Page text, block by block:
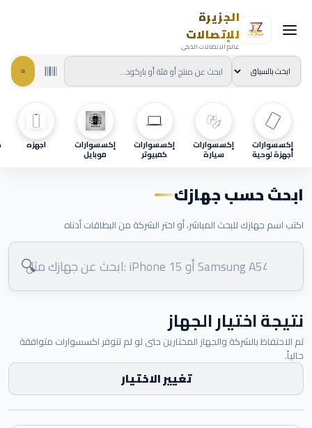
الجزيرة
للإتصالات
عالم الاتصالات الذكي
إكسسوارات
أجهزة لوحية
إكسسوارات
سيارة
إكسسوارات
كمبيوتر
إكسسوارات
موبايل
اجهزه
ابحث حسب جهازك
اكتب اسم جهازك للبحث المباشر، أو اختر الشركة من البطاقات أدناه
🔍
نتيجة اختيار الجهاز
تم الاحتفاظ بالشركة والجهاز المختارين حتى لو لم تتوفر اكسسوارات متوافقة
حالياً.
تغيير الاختيار